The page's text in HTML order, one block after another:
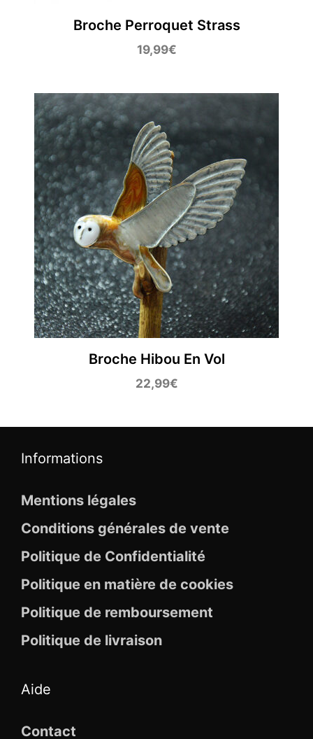
Broche Perroquet Strass
19,99€
Broche Hibou En Vol
22,99€
Informations
Mentions légales
Conditions générales de vente
Politique de Confidentialité
Politique en matière de cookies
Politique de remboursement
Politique de livraison
Aide
Contact